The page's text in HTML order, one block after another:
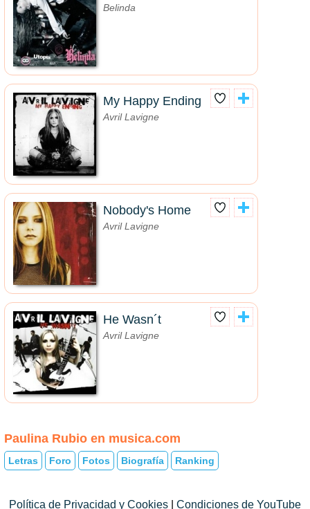
Belinda
My Happy Ending
Avril Lavigne
Nobody's Home
Avril Lavigne
He Wasn´t
Avril Lavigne
Paulina Rubio en musica.com
Letras Foro Fotos Biografía Ranking
Política de Privacidad y Cookies Condiciones de YouTube